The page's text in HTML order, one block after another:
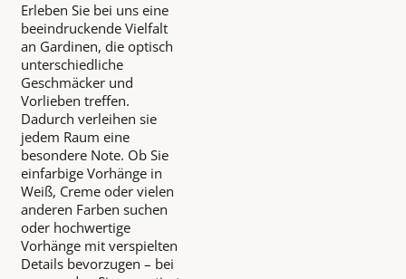
Erleben Sie bei uns eine
beeindruckende Vielfalt
an Gardinen, die optisch
unterschiedliche
Geschmäcker und
Vorlieben treffen.
Dadurch verleihen sie
jedem Raum eine
besondere Note. Ob Sie
einfarbige Vorhänge in
Weiß, Creme oder vielen
anderen Farben suchen
oder hochwertige
Vorhänge mit verspielten
Details bevorzugen – bei